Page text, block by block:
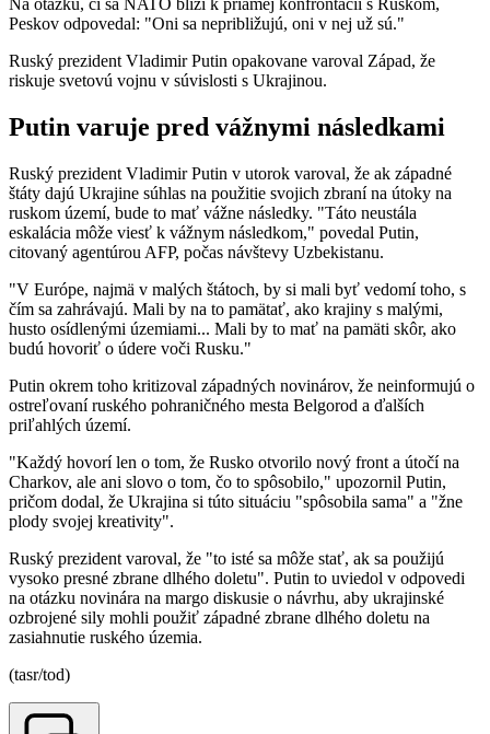
Na otázku, či sa NATO blíži k priamej konfrontácii s Ruskom,
Peskov odpovedal: "Oni sa nepribližujú, oni v nej už sú."
Ruský prezident Vladimir Putin opakovane varoval Západ, že
riskuje svetovú vojnu v súvislosti s Ukrajinou.
Putin varuje pred vážnymi následkami
Ruský prezident Vladimir Putin v utorok varoval, že ak západné
štáty dajú Ukrajine súhlas na použitie svojich zbraní na útoky na
ruskom území, bude to mať vážne následky. "Táto neustála
eskalácia môže viesť k vážnym následkom," povedal Putin,
citovaný agentúrou AFP, počas návštevy Uzbekistanu.
"V Európe, najmä v malých štátoch, by si mali byť vedomí toho, s
čím sa zahrávajú. Mali by na to pamätať, ako krajiny s malými,
husto osídlenými územiami... Mali by to mať na pamäti skôr, ako
budú hovoriť o údere voči Rusku."
Putin okrem toho kritizoval západných novinárov, že neinformujú o
ostreľovaní ruského pohraničného mesta Belgorod a ďalších
priľahlých území.
"Každý hovorí len o tom, že Rusko otvorilo nový front a útočí na
Charkov, ale ani slovo o tom, čo to spôsobilo," upozornil Putin,
pričom dodal, že Ukrajina si túto situáciu "spôsobila sama" a "žne
plody svojej kreativity".
Ruský prezident varoval, že "to isté sa môže stať, ak sa použijú
vysoko presné zbrane dlhého doletu". Putin to uviedol v odpovedi
na otázku novinára na margo diskusie o návrhu, aby ukrajinské
ozbrojené sily mohli použiť západné zbrane dlhého doletu na
zasiahnutie ruského územia.
(tasr/tod)